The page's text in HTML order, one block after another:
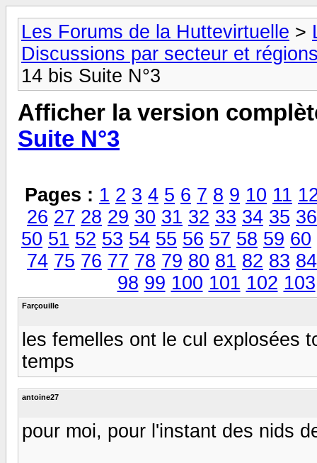
Les Forums de la Huttevirtuelle >
Discussions par secteur et
14 bis Suite N°3
Afficher la version
Suite N°3
Pages : 1 2 3 4 5 6 7 8 9 10 11
26 27 28 29 30 31 32 33 34 35 36
50 51 52 53 54 55 56 57 58 59 60
74 75 76 77 78 79 80 81 82 83 84
98 99 100 101 102 103
Farçouille
les femelles ont le cul explosées
temps
antoine27
pour moi, pour l'instant des nids